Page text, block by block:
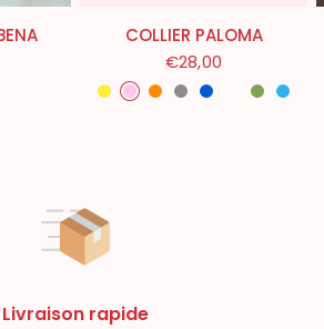
COLLIER PALOMA
€28,00
DoréRoseOrange
Argenté
Bleu Vert
Livraison rapide